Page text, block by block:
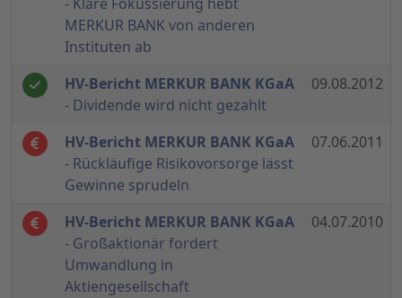
MERKUR BANK von anderen
Instituten ab
HV-Bericht MERKUR BANK KGaA
- Dividende wird nicht gezahlt
09.08.2012
HV-Bericht MERKUR BANK KGaA
- Rückläufige Risikovorsorge lässt
Gewinne sprudeln
07.06.2011
HV-Bericht MERKUR BANK KGaA
- Großaktionär fordert
Umwandlung in
Aktiengesellschaft
04.07.2010